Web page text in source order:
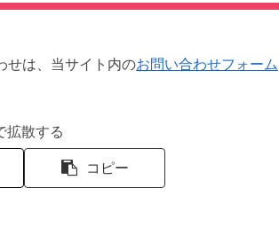
せは、当サイト内のお問い合わせフォーム
拡散する
コピー